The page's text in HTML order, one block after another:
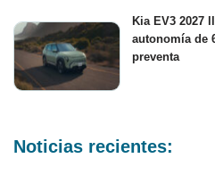
Kia EV3 2027
autonomía de
preventa
Noticias recientes: